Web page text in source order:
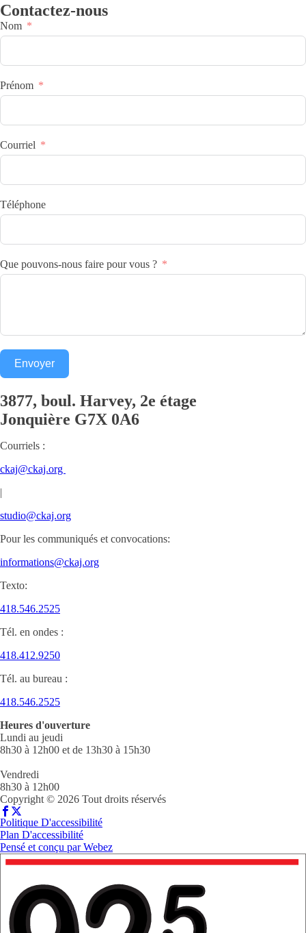
Contactez-nous
Nom
Prénom
Courriel
Téléphone
Que pouvons-nous faire pour vous ?
Envoyer
3877, boul. Harvey, 2e étage
Jonquière G7X 0A6
Courriels :
ckaj@ckaj.org
|
studio@ckaj.org
Pour les communiqués et convocations:
informations@ckaj.org
Texto:
418.546.2525
Tél. en ondes :
418.412.9250
Tél. au bureau :
418.546.2525
Heures d'ouverture
Lundi au jeudi
8h30 à 12h00 et de 13h30 à 15h30
Vendredi
8h30 à 12h00
Copyright © 2026 Tout droits réservés
Politique D'accessibilité
Plan D'accessibilité
Pensé et conçu parWebez